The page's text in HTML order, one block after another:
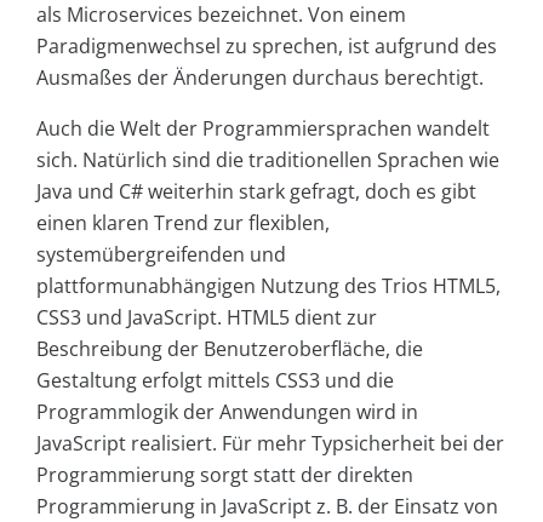
als Microservices bezeichnet. Von einem
Paradigmenwechsel zu sprechen, ist aufgrund des
Ausmaßes der Änderungen durchaus berechtigt.
Auch die Welt der Programmiersprachen wandelt
sich. Natürlich sind die traditionellen Sprachen wie
Java und C# weiterhin stark gefragt, doch es gibt
einen klaren Trend zur flexiblen,
systemübergreifenden und
plattformunabhängigen Nutzung des Trios HTML5,
CSS3 und JavaScript. HTML5 dient zur
Beschreibung der Benutzeroberfläche, die
Gestaltung erfolgt mittels CSS3 und die
Programmlogik der Anwendungen wird in
JavaScript realisiert. Für mehr Typsicherheit bei der
Programmierung sorgt statt der direkten
Programmierung in JavaScript z. B. der Einsatz von